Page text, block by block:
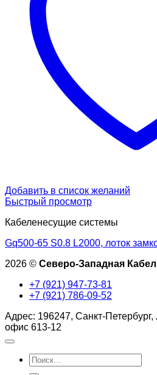
Добавить в список желаний
Быстрый просмотр
Кабеленесущие системы
Gq500-65 S0.8 L2000, лоток
2026 © Северо-Западная
+7 (921) 947-73-81
+7 (921) 786-09-52
Адрес: 196247, Санкт-
офис 613-12
Искать: